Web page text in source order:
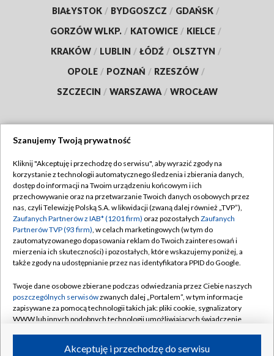
BIAŁYSTOK / BYDGOSZCZ / GDAŃSK /
GORZÓW WLKP. / KATOWICE / KIELCE /
KRAKÓW / LUBLIN / ŁÓDŹ / OLSZTYN /
OPOLE / POZNAŃ / RZESZÓW /
SZCZECIN / WARSZAWA / WROCŁAW
TVP
Abonament TVP
Emisja w TVP
Centrum informacji TVP
Naziemna Telewizja Cyfrowa
Rada Programowa
System NOS
Informacje o nadawcy
Regulamin TVP
Polityka prywatności
Moje zgody
Pomoc
Kontakt
Kanały
Szanujemy Twoją prywatność
Kliknij "Akceptuję i przechodzę do serwisu", aby wyrazić zgody na
korzystanie z technologii automatycznego śledzenia i zbierania danych,
dostęp do informacji na Twoim urządzeniu końcowym i ich
przechowywanie oraz na przetwarzanie Twoich danych osobowych przez
nas, czyli Telewizję Polską S.A. w likwidacji (zwaną dalej również „TVP”),
Zaufanych Partnerów z IAB* (1201 firm) oraz pozostałych Zaufanych
Partnerów TVP (93 firm), w celach marketingowych (w tym do
zautomatyzowanego dopasowania reklam do Twoich zainteresowań i
mierzenia ich skuteczności) i pozostałych, które wskazujemy poniżej, a
także zgody na udostępnianie przez nas identyfikatora PPID do Google.
Twoje dane osobowe zbierane podczas odwiedzania przez Ciebie naszych
poszczególnych serwisówzwanych dalej „Portalem”, w tym informacje
zapisywane za pomocą technologii takich jak: pliki cookie, sygnalizatory
WWW lub innych podobnych technologii umożliwiających świadczenie
ruchu w Internecie.Akceptuję i przechodzę do serwisu